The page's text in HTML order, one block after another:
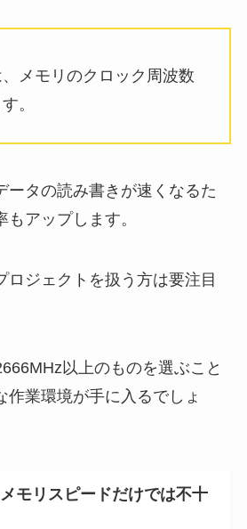
メモリのクロック周波数
。
ータの読み書きが速くなるた
アップします。
ロジェクトを扱う方は要注目
以上のものを選ぶこと
作業環境が手に入るでしょ
モリスピードだけでは不十